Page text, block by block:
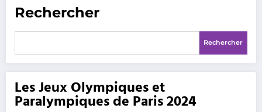
Rechercher
Rechercher
Les Jeux Olympiques et
Paralympiques de Paris 2024